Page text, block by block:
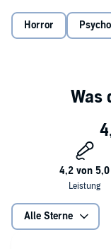
Hours later, they are
But as more time
them will return home
©2020 Freida
Horror
Alle Sterne